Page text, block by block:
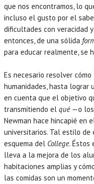
que nos encontramos, lo
incluso el gusto por el
dificultades con veracidad
entonces, de una sólida
para educar realmente, se
Es necesario resolver
humanidades, hasta lograr
en cuenta que el objetivo
transmitiendo el qué —o
Newman hace hincapié en
universitarios. Tal estilo
esquema del College. Éstos
lleva a la mejora de los
habitaciones amplias y
las comidas son un